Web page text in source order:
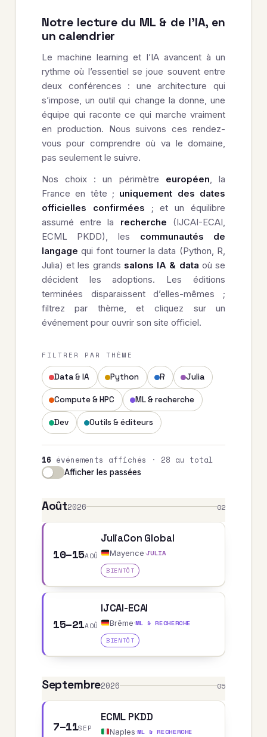
Notre lecture du ML & de l’IA, en
un calendrier
Le machine learning et l’IA avancent à un
rythme où l’essentiel se joue souvent entre
deux conférences : une architecture qui
s’impose, un outil qui change la donne, une
équipe qui raconte ce qui marche vraiment
en production. Nous suivons ces rendez-
vous pour comprendre où va le domaine,
pas seulement le suivre.
Nos choix : un périmètre européen, la
France en tête ; uniquement des dates
officielles confirmées ; et un équilibre
assumé entre la recherche (IJCAI-ECAI,
ECML PKDD), les communautés de
langage qui font tourner la data (Python, R,
Julia) et les grands salons IA & data où se
décident les adoptions. Les éditions
terminées disparaissent d’elles-mêmes ;
filtrez par thème, et cliquez sur un
événement pour ouvrir son site officiel.
FILTRER PAR THÈME
Data & IA Python R Julia
Compute & HPC ML & recherche
Dev Outils & éditeurs
16 événements affichés · 28 au total
Afficher les passées
Août2026 02
10–15AOÛ
JuliaCon Global
Mayence·JULIA
BIENTÔT
15–21AOÛ
IJCAI-ECAI
Brême·ML & RECHERCHE
BIENTÔT
Septembre2026 05
7–11SEP
ECML PKDD
Naples·ML & RECHERCHE